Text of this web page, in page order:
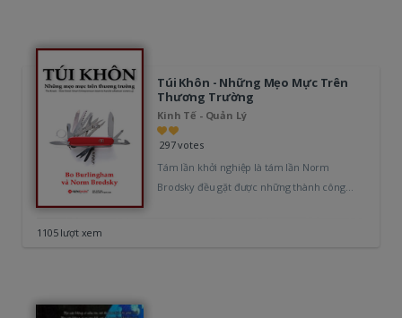
Túi Khôn - Những Mẹo Mực Trên
Thương Trường
Kinh Tế - Quản Lý
297 votes
Tám lần khởi nghiệp là tám lần Norm
Brodsky đều gặt được những thành công
1105 lượt xem